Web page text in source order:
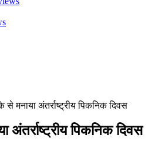
से मनाया अंतर्राष्ट्रीय पिकनिक दिवस
अंतर्राष्ट्रीय पिकनिक दिवस